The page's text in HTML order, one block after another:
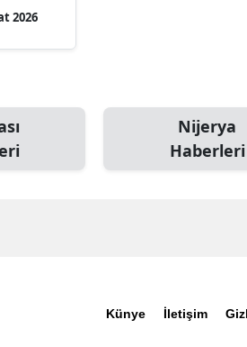
2026
Nijerya
Haberleri
Künye İletişim